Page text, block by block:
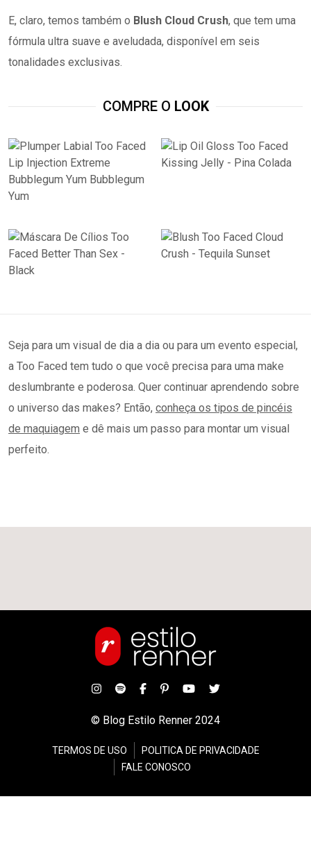
E, claro, temos também o Blush Cloud Crush, que tem uma
fórmula ultra suave e aveludada, disponível em seis
tonalidades exclusivas.
COMPRE O LOOK
Seja para um visual de dia a dia ou para um evento especial,
a Too Faced tem tudo o que você precisa para uma make
deslumbrante e poderosa. Quer continuar aprendendo sobre
o universo das makes? Então, conheça os tipos de pincéis
de maquiagem e dê mais um passo para montar um visual
perfeito.
© Blog Estilo Renner 2024
TERMOS DE USO
POLITICA DE PRIVACIDADE
FALE CONOSCO